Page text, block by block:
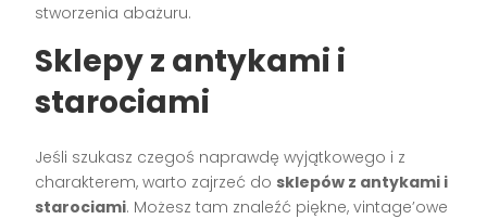
stworzenia abażuru.
Sklepy z antykami i
starociami
Jeśli szukasz czegoś naprawdę wyjątkowego i z
charakterem, warto zajrzeć do sklepów z antykami i
starociami. Możesz tam znaleźć piękne, vintage’owe